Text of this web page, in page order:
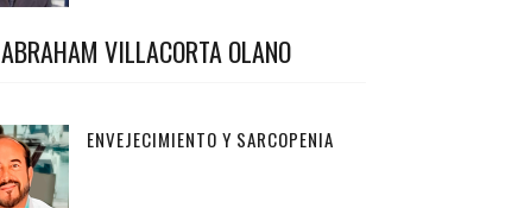
VILLACORTA OLANO
ENVEJECIMIENTO Y SARCOPENIA